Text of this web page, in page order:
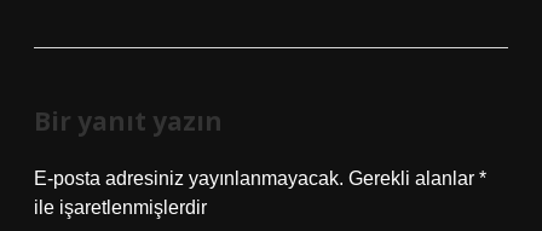
Bir yanıt yazın
E-posta adresiniz yayınlanmayacak. Gerekli alanlar *
ile işaretlenmişlerdir